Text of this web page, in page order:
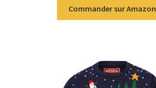
Commander sur Amazon